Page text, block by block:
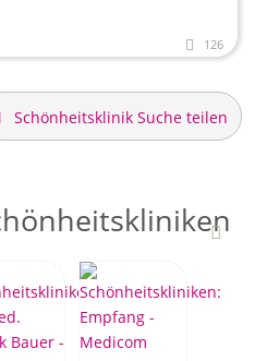
126
Schönheitsklinik Suche teilen